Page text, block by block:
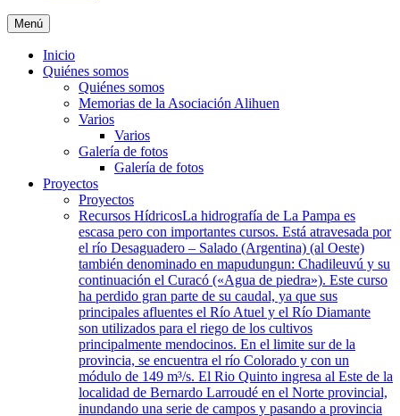
Menú
Inicio
Quiénes somos
Quiénes somos
Memorias de la Asociación Alihuen
Varios
Varios
Galería de fotos
Galería de fotos
Proyectos
Proyectos
Recursos HídricosLa hidrografía de La Pampa es
escasa pero con importantes cursos. Está atravesada por
el río Desaguadero – Salado (Argentina) (al Oeste)
también denominado en mapudungun: Chadileuvú y su
continuación el Curacó («Agua de piedra»). Este curso
ha perdido gran parte de su caudal, ya que sus
principales afluentes el Río Atuel y el Río Diamante
son utilizados para el riego de los cultivos
principalmente mendocinos. En el limite sur de la
provincia, se encuentra el río Colorado y con un
módulo de 149 m³/s. El Rio Quinto ingresa al Este de la
localidad de Bernardo Larroudé en el Norte provincial,
inundando una serie de campos y pasando a provincia